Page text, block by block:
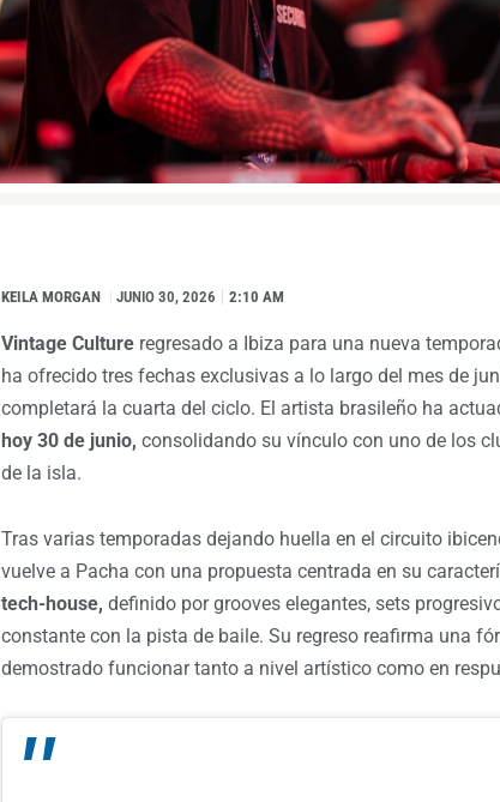
KEILA MORGAN I JUNIO 30, 2026 2:10 AM
Vintage Culture regresado a Ibiza para una nueva
ha ofrecido tres fechas exclusivas a lo largo del mes de
completará la cuarta del ciclo. El artista brasileño ha
hoy 30 de junio, consolidando su vínculo con uno de los
de la isla.
Tras varias temporadas dejando huella en el circuito
vuelve a Pacha con una propuesta centrada en su
tech-house, definido por grooves elegantes, sets
constante con la pista de baile. Su regreso reafirma una
demostrado funcionar tanto a nivel artístico como en